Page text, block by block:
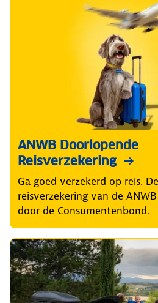
ANWB Doorlopende
Reisverzekering
Ga goed verzekerd op reis.
reisverzekering van de
door de Consumentenbond.